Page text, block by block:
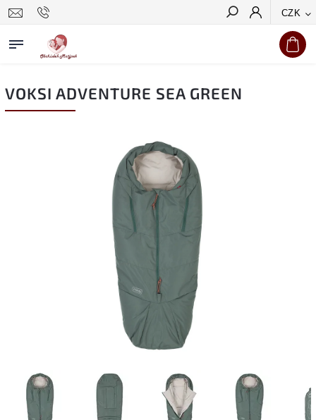
CZK
Hledat
VOKSI ADVENTURE SEA GREEN